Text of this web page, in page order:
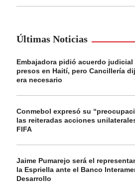
Últimas Noticias
Embajadora pidió acuerdo judicial
presos en Haití, pero Cancillería
era necesario
Conmebol expresó su
las reiteradas acciones
FIFA
Jaime Pumarejo será el
la Espriella ante el Banco
Desarrollo